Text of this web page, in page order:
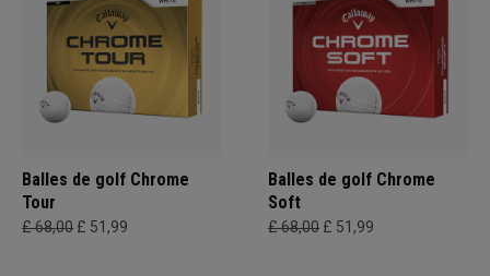
Balles de golf Chrome
Tour
£ 68,00 £ 51,99
Balles de golf Chrome
Soft
£ 68,00 £ 51,99